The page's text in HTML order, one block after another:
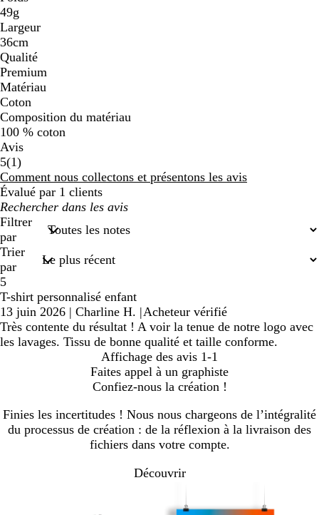
49g
Largeur
36cm
Qualité
Premium
Matériau
Coton
Composition du matériau
100 % coton
Avis
5(11
avis
)
Comment nous collectons et présentons les avis
Évalué par 1 clients
Mes
recherches
saisies
Filtrer
par
Trier
par
5
T-shirt personnalisé enfant
13 juin 2026 | Charline H. |Acheteur vérifié
Très contente du résultat ! A voir la tenue de notre logo avec
les lavages. Tissu de bonne qualité et taille conforme.
Affichage des avis 1-1
Faites appel à un graphiste
Confiez-nous la création !
Finies les incertitudes ! Nous nous chargeons de l’intégralité
du processus de création : de la réflexion à la livraison des
fichiers dans votre compte.
Découvrir